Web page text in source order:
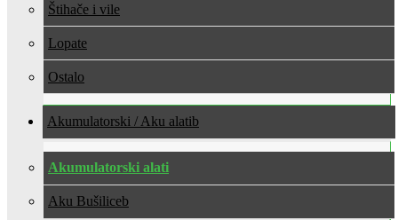
Štihače i vile
Lopate
Ostalo
Akumulatorski / Aku alati
Akumulatorski alati
Aku Bušilice